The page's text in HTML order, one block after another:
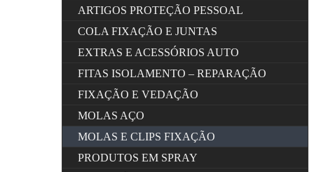
ARTIGOS PROTEÇÃO PESSOAL
COLA FIXAÇÃO E JUNTAS
EXTRAS E ACESSÓRIOS AUTO
FITAS ISOLAMENTO – REPARAÇÃO
FIXAÇÃO E VEDAÇÃO
MOLAS AÇO
MOLAS E CLIPS FIXAÇÃO
PRODUTOS EM SPRAY